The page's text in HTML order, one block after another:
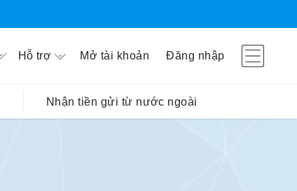
Hỗ trợ Mở tài khoản Đăng nhập
Nhận tiền gửi từ nước ngoài